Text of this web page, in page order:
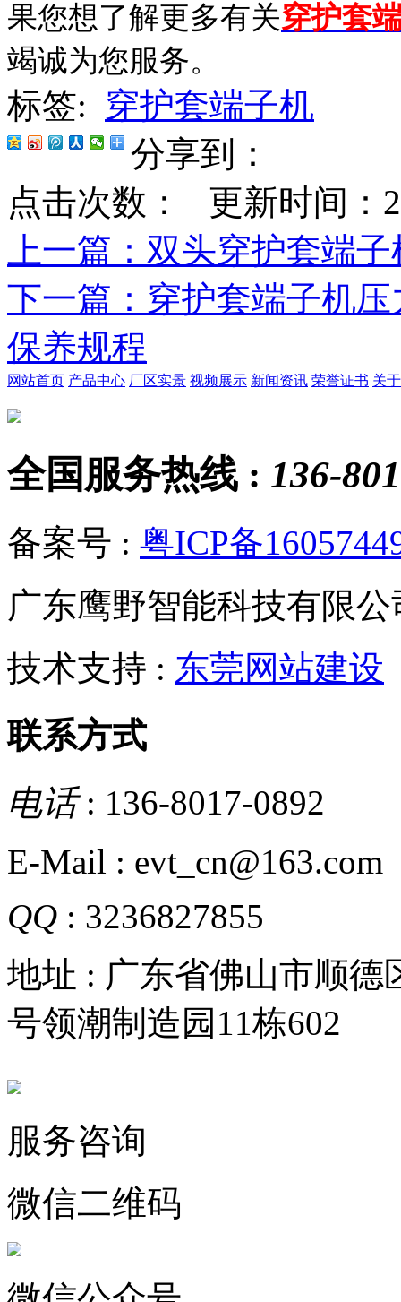
果您想了解更多有关穿护套
竭诚为您服务。
标签: 穿护套端子机
分享到：
点击次数：
更新时间：
上一篇 ：双头穿护套端
下一篇 ：穿护套端子机
保养规程
网站首页 产品中心 厂区实景 视频展示 新闻资讯 荣誉证书 关
全国服务热线 : 136-
备案号 : 粤ICP备
广东鹰野智能科技有限
技术支持 : 东莞网站建设
联系方式
电话: 136-8017-0892
E-Mail : evt_cn@163.com
QQ : 3236827855
地址 : 广东省佛山市顺德
号领潮制造园11栋602
服务咨询
微信二维码